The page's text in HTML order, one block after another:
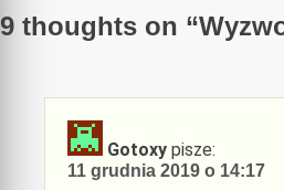
9 thoughts on “
Gotoxy pisze:
11 grudnia 2019 o 14:17